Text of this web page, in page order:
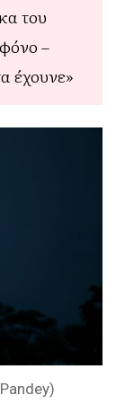
του
–
έχουνε»